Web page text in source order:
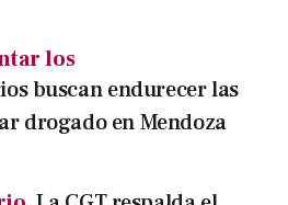
los
buscan endurecer las
drogado en Mendoza